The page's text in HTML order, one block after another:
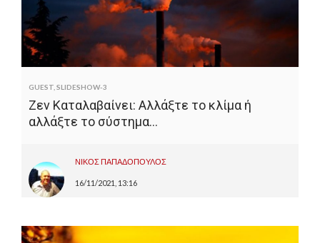
GUEST SLIDESHOW-3
Ζεν Καταλαβαίνει: Αλλάξτε το κλίμα ή
αλλάξτε το σύστημα…
ΝΙΚΟΣ ΠΑΠΑΔΟΠΟΥΛΟΣ
16/11/2021, 13:16